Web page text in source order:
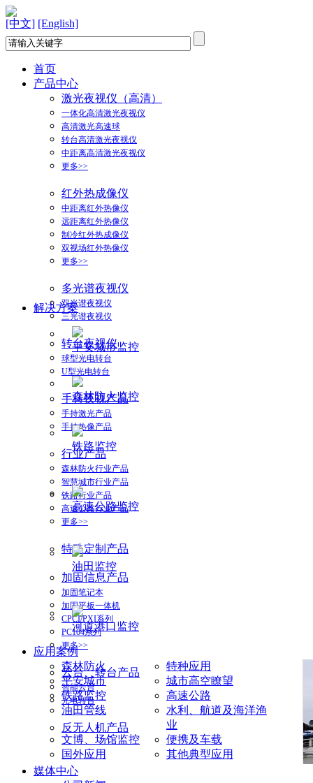
[中文] [English]
首页
产品中心
激光夜视仪（高清）
一体化高清激光夜视仪
高清激光高速球
转台高清激光夜视仪
中距离高清激光夜视仪
更多>>
红外热成像仪
中距离红外热像仪
远距离红外热像仪
制冷红外热成像仪
双视场红外热像仪
更多>>
多光谱夜视仪
双光谱夜视仪
三光谱夜视仪
转台夜视仪
球型光电转台
U型光电转台
手持夜视产品
手持激光产品
手持热像产品
行业产品
森林防火行业产品
智慧城市行业产品
铁路行业产品
高速公路行业产品
更多>>
特殊定制产品
加固信息产品
加固笔记本
加固平板一体机
CPCI/PXI系列
PC104系列
更多>>
云台、转台产品
智能云台
光电转台
反无人机产品
解决方案
平安城市监控
森林防火监控
铁路监控
高速公路监控
油田监控
河道港口监控
应用案例
森林防火
特种应用
平安城市
城市高空瞭望
铁路监控
高速公路
油田管线
水利、航道及海洋渔
业
文博、场馆监控
便携及车载
国外应用
其他典型应用
媒体中心